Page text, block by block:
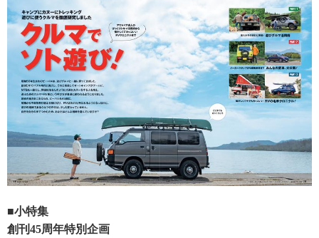
■小特集
創刊45周年特別企画